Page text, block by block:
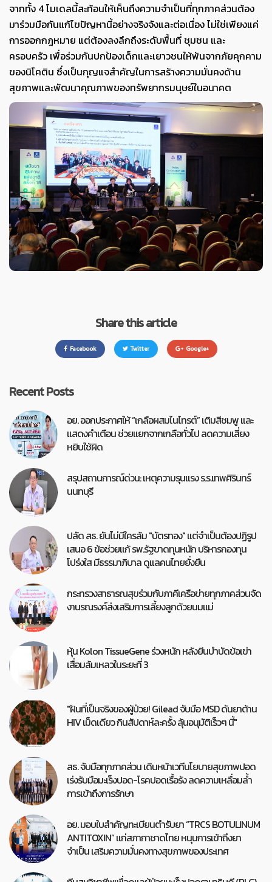
จากทั้ง 4 โมเดลนี้สะท้อนให้เห็นถึงความจำเป็นที่ทุกภาคส่วนต้อง
มาร่วมมือกันแก้ไขปัญหานี้อย่างจริงจังและต่อเนื่อง ไม่ใช่เพียงแค่
การออกกฎหมาย แต่ต้องลงลึกถึงระดับพื้นที่ ชุมชน และ
ครอบครัว เพื่อร่วมกันปกป้องเด็กและเยาวชนให้พ้นจากภัยคุกคาม
ของนิโคติน ซึ่งเป็นกุญแจสำคัญในการสร้างความมั่นคงด้าน
สุขภาพและพัฒนาคุณภาพของทรัพยากรมนุษย์ในอนาคต
Share this article
Facebook Twitter Google+
Recent Posts
อย. ออกประกาศให้ “เกลือผสมไนไทรต์” เติมสีชมพู และ
แสดงคำเตือน ช่วยแยกจากเกลือทั่วไป ลดความเสี่ยง
หยิบใช้ผิด
สรุปสถานการณ์ด่วน: เหตุความรุนแรง ร.ร.เทพศิรินทร์
นนทบุรี
ปลัด สธ. ยันไม่มีใครล้ม "บัตรทอง" แต่จำเป็นต้องปฏิรูป
เสนอ 6 ข้อช่วยแก้ รพ.รัฐขาดทุนหนัก บริหารกองทุน
โปร่งใส มีธรรมาภิบาล ดูแลคนไทยยั่งยืน
กระทรวงสาธารณสุขร่วมกับภาคีเครือข่ายทุกภาคส่วนจัด
งานรณรงค์ส่งเสริมการเลี้ยงลูกด้วยนมแม่
หุ้น Kolon TissueGene ร่วงหนัก หลังยีนบำบัดข้อเข่า
เสื่อมล้มเหลวในระยะที่ 3
"ฝันที่เป็นจริงของผู้ป่วย! Gilead จับมือ MSD ดันยาต้าน
HIV เม็ดเดียว กินสัปดาห์ละครั้ง ลุ้นอนุมัติเร็วๆ นี้"
สธ. จับมือทุกภาคส่วน เดินหน้าเวทีนโยบายสุขภาพปอด
เร่งรับมือมะเร็งปอด-โรคปอดเรื้อรัง ลดความเหลื่อมล้ำ
การเข้าถึงการรักษา
อย. มอบใบสำคัญทะเบียนตำรับยา “TRCS BOTULINUM
ANTITOXIN” แก่สภากาชาดไทย หนุนการเข้าถึงยา
จำเป็น เสริมความมั่นคงทางสุขภาพของประเทศ